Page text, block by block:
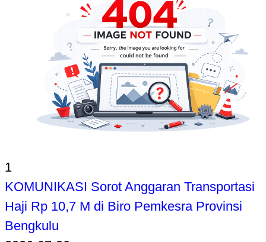
1
KOMUNIKASI Sorot Anggaran Transportasi
Haji Rp 10,7 M di Biro Pemkesra Provinsi
Bengkulu